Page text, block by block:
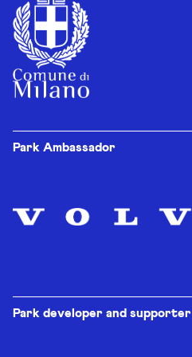
Park Ambassador
Park developer and supporter